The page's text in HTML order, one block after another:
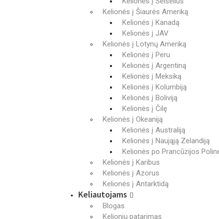
Kelionės į Šiaurės Ameriką
Kelionės į Kanadą
Kelionės į JAV
Kelionės į Lotynų Ameriką
Kelionės į Peru
Kelionės į Argentiną
Kelionės į Meksiką
Kelionės į Kolumbiją
Kelionės į Boliviją
Kelionės į Čilę
Kelionės į Okeaniją
Kelionės į Australiją
Kelionės į Naująją Zelandiją
Kelionės po Prancūzijos
Kelionės į Karibus
Kelionės į Azorus
Kelionės į Antarktidą
Keliautojams
Blogas
Kelionių patarimas